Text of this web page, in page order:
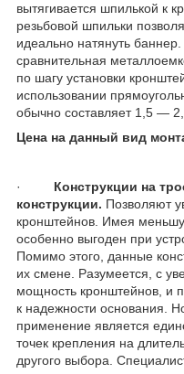
вытягивается шпилькой к
резьбовой шпильки
идеально натянуть
сравнительная
по шагу установки
использовании
обычно составляет 1,5 —
Цена на данный вид
· Конструкции на
конструкции. Позволяют
кронштейнов. Имея
особенно выгоден при
Помимо этого, данные
их смене. Разумеется, с
мощность кронштейнов, и
к надежности основания.
применение является
точек крепления на
другого выбора.